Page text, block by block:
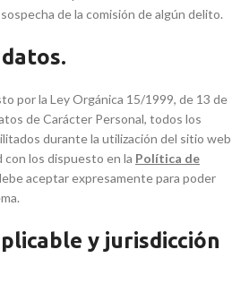
de la comisión de algún delito.
por la Ley Orgánica 15/1999, de 13 de
de Carácter Personal, todos los
durante la utilización del sitio web
los dispuesto en la Política de
aceptar expresamente para poder
y jurisdicción